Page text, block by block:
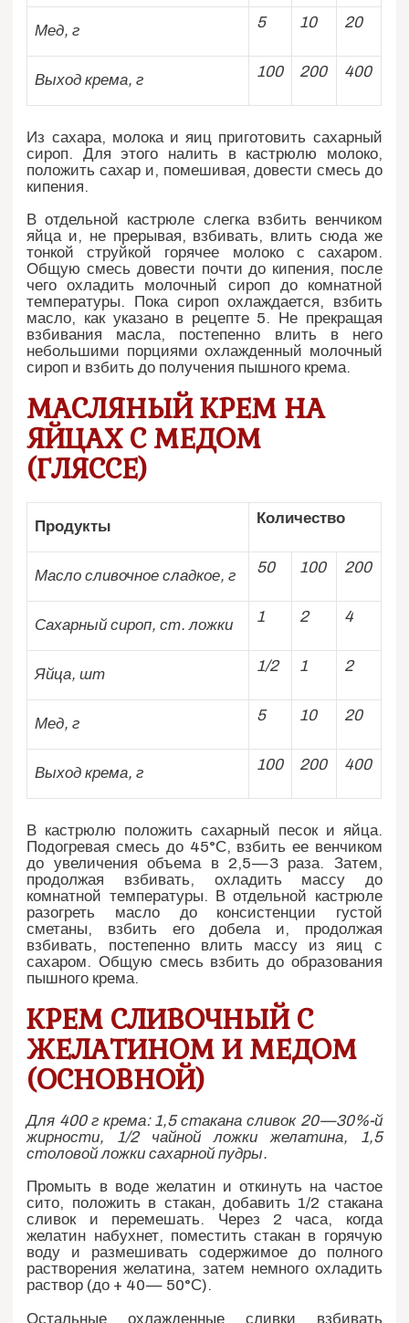
Мед, г 5 10 20
Выход крема, г 100 200 400
Из сахара, молока и яиц приготовить сахарный
сироп. Для этого налить в кастрюлю молоко,
положить сахар и, помешивая, довести смесь до
кипения.
В отдельной кастрюле слегка взбить венчиком
яйца и, не прерывая, взбивать, влить сюда же
тонкой струйкой горячее молоко с сахаром.
Общую смесь довести почти до кипения, после
чего охладить молочный сироп до комнатной
температуры. Пока сироп охлаждается, взбить
масло, как указано в рецепте 5. Не прекращая
взбивания масла, постепенно влить в него
небольшими порциями охлажденный молочный
сироп и взбить до получения пышного крема.
МАСЛЯНЫЙ КРЕМ НА
ЯЙЦАХ С МЕДОМ
(ГЛЯССЕ)
Продукты Количество
Масло сливочное сладкое, г 50 100 200
Сахарный сироп, ст. ложки 1 2 4
Яйца, шт 1/2 1 2
Мед, г 5 10 20
Выход крема, г 100 200 400
В кастрюлю положить сахарный песок и яйца.
Подогревая смесь до 45°С, взбить ее венчиком
до увеличения объема в 2,5—3 раза. Затем,
продолжая взбивать, охладить массу до
комнатной температуры. В отдельной кастрюле
разогреть масло до консистенции густой
сметаны, взбить его добела и, продолжая
взбивать, постепенно влить массу из яиц с
сахаром. Общую смесь взбить до образования
пышного крема.
КРЕМ СЛИВОЧНЫЙ С
ЖЕЛАТИНОМ И МЕДОМ
(ОСНОВНОЙ)
Для 400 г крема: 1,5 стакана сливок 20—30%-й
жирности, 1/2 чайной ложки желатина, 1,5
столовой ложки сахарной пудры.
Промыть в воде желатин и откинуть на частое
сито, положить в стакан, добавить 1/2 стакана
сливок и перемешать. Через 2 часа, когда
желатин набухнет, поместить стакан в горячую
воду и размешивать содержимое до полного
растворения желатина, затем немного охладить
раствор (до + 40— 50°С).
Остальные охлажденные сливки взбивать